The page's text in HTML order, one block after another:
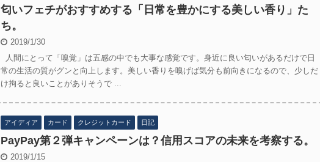
匂いフェチがおすすめする「日常を豊かにする美しい香り」た
ち。
2019/1/30
人間にとって「嗅覚」は五感の中でも大事な感覚です。身近に良い匂いがあるだけで日
常の生活の質がグンと向上します。美しい香りを嗅げば気分も前向きになるので、少しだ
け拘ると良いことがありそうで ...
アイディア カード クレジットカード 日記
PayPay第２弾キャンペーンは？信用スコアの未来を考察する。
2019/1/15